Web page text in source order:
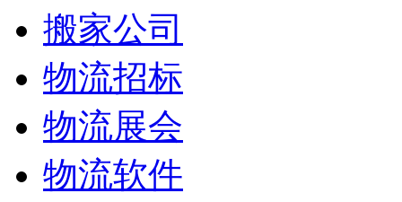
搬家公司
物流招标
物流展会
物流软件